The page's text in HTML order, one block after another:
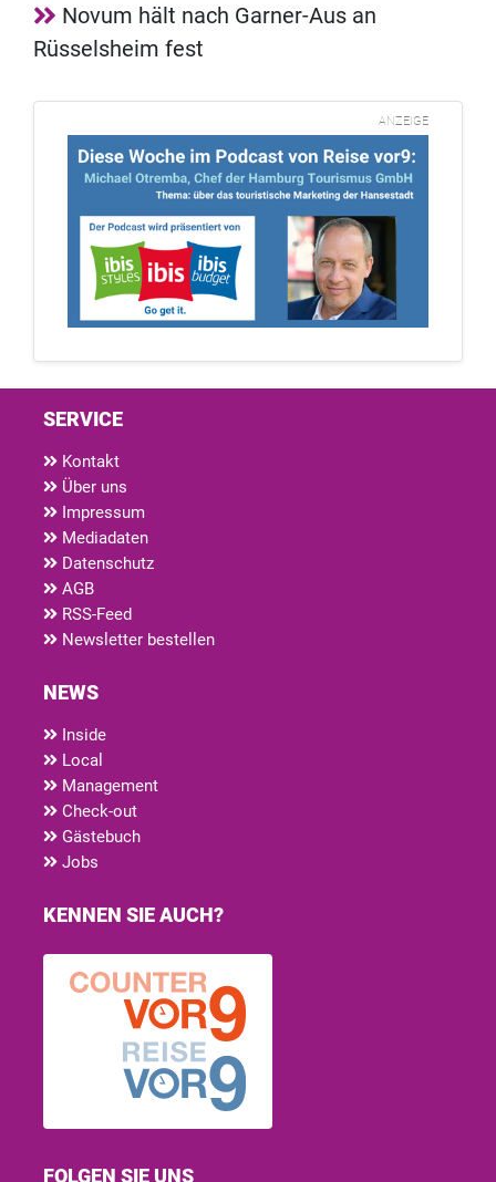
Novum hält nach Garner-Aus an
Rüsselsheim fest
ANZEIGE
SERVICE
Kontakt
Über uns
Impressum
Mediadaten
Datenschutz
AGB
RSS-Feed
Newsletter bestellen
NEWS
Inside
Local
Management
Check-out
Gästebuch
Jobs
KENNEN SIE AUCH?
FOLGEN SIE UNS